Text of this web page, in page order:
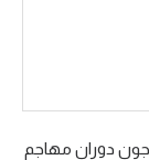
دوران مهاجم